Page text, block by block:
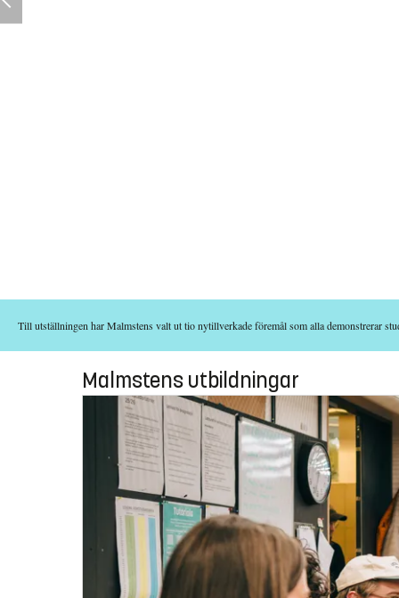
Till utställningen har Malmstens valt ut tio nytillverkade föremål som alla demonstrerar
Malmstens utbildningar